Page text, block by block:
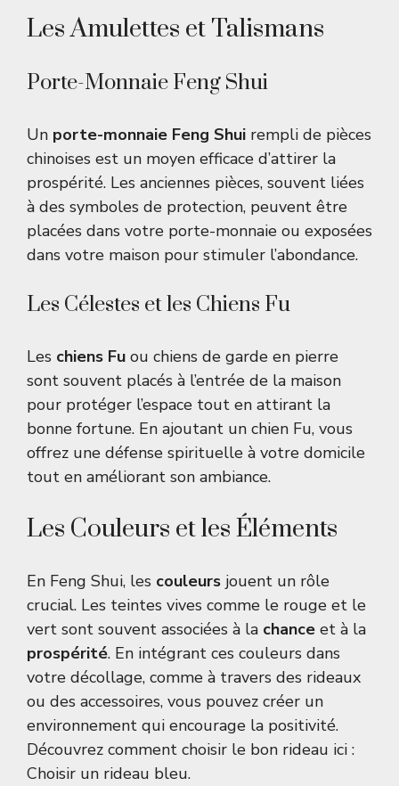
Les Amulettes et Talismans
Porte-Monnaie Feng Shui
Un porte-monnaie Feng Shui rempli de pièces
chinoises est un moyen efficace d’attirer la
prospérité. Les anciennes pièces, souvent liées
à des symboles de protection, peuvent être
placées dans votre porte-monnaie ou exposées
dans votre maison pour stimuler l’abondance.
Les Célestes et les Chiens Fu
Les chiens Fu ou chiens de garde en pierre
sont souvent placés à l’entrée de la maison
pour protéger l’espace tout en attirant la
bonne fortune. En ajoutant un chien Fu, vous
offrez une défense spirituelle à votre domicile
tout en améliorant son ambiance.
Les Couleurs et les Éléments
En Feng Shui, les couleurs jouent un rôle
crucial. Les teintes vives comme le rouge et le
vert sont souvent associées à la chance et à la
prospérité. En intégrant ces couleurs dans
votre décollage, comme à travers des rideaux
ou des accessoires, vous pouvez créer un
environnement qui encourage la positivité.
Découvrez comment choisir le bon rideau ici :
Choisir un rideau bleu.